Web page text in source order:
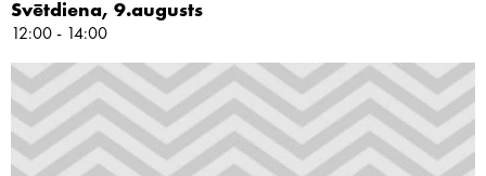
Svētdiena, 9.augusts
12:00 - 14:00